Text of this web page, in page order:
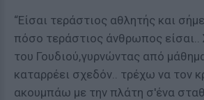
“Είσαι τεράστιος αθλητής και
πόσο τεράστιος άνθρωπος είσαι..
του Γουδιού,γυρνώντας από
καταρρέει σχεδόν.. τρέχω να τον
ακουμπάω με την πλάτη σ'ένα